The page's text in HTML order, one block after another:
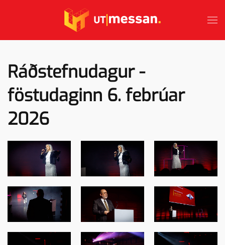
Skip to main content
Ráðstefnudagur -
föstudaginn 6. febrúar
2026